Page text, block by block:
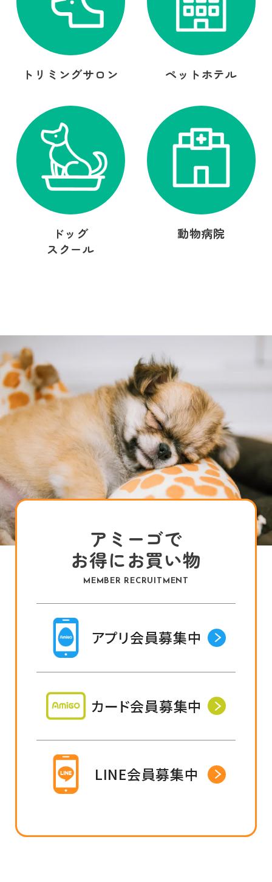
トリミングサロン ペットホテル
ドッグ
スクール
動物病院
アミーゴで
お得にお買い物
MEMBER RECRUITMENT
アプリ会員募集中
カード会員募集中
LINE会員募集中